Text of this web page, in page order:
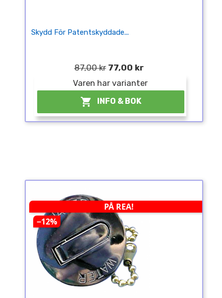
Skydd För Patentskyddade...
87,00 kr 77,00 kr
Varen har varianter
 INFO & BOK
PÅ REA!
−12%